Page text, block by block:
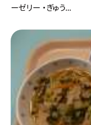
ーゼリー ・ぎゅう...